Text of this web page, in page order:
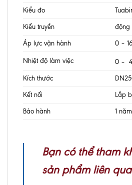
Kiểu đo
Kiểu truyền
động
Áp lực vận hành
0 –
Nhiệt độ làm việc 0 –
Kích thước
Kết nối
Lắp
Bảo hành
1 năm
Bạn có thể tham
sản phẩm liên